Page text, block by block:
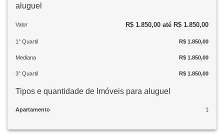
aluguel
Valor R$ 1.850,00 até R$ 1.850,00
1° Quartil R$ 1.850,00
Mediana R$ 1.850,00
3° Quartil R$ 1.850,00
Tipos e quantidade de Imóveis para aluguel
Apartamento 1